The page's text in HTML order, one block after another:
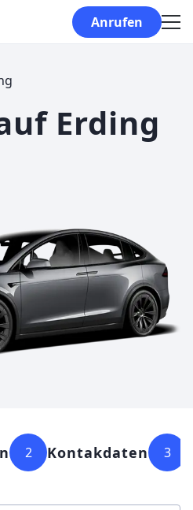
Anrufen
Erding
2 Kontakdaten 3